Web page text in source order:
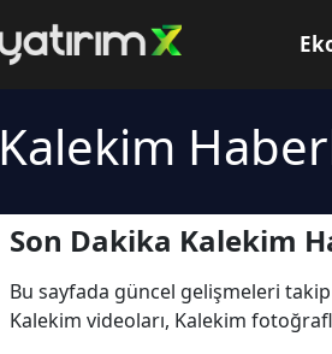
Kalekim
Son Dakika Kalekim
Bu sayfada güncel gelişmeleri
Kalekim videoları, Kalekim